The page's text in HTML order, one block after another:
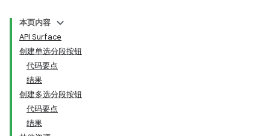
本页内容
API Surface
创建单选分段按钮
代码要点
结果
创建多选分段按钮
代码要点
结果